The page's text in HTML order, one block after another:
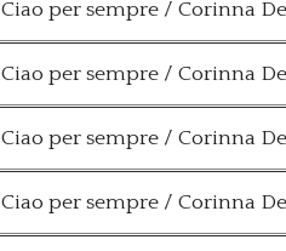
Ciao per sempre / Corinna
Ciao per sempre / Corinna
Ciao per sempre / Corinna
Ciao per sempre / Corinna